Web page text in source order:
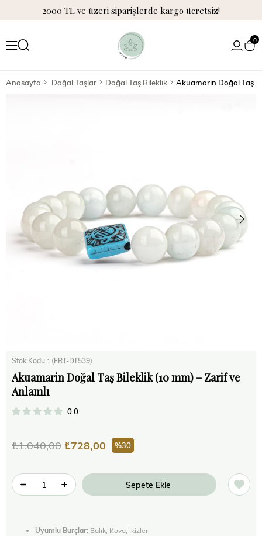
2000 TL ve üzeri siparişlerde kargo ücretsiz!
0
Anasayfa Doğal Taşlar Doğal Taş Bileklik Akuamarin Doğal Taş
Stok Kodu (FRT-DT539)
Akuamarin Doğal Taş Bileklik (10 mm) – Zarif ve
Anlamlı
0.0
₺1.040,00 ₺728,00 30
Uyumlu Burçlar: Balık, Kova, İkizler